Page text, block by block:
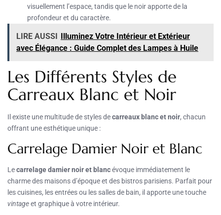
visuellement l’espace, tandis que le noir apporte de la
profondeur et du caractère.
LIRE AUSSI Illuminez Votre Intérieur et Extérieur
avec Élégance : Guide Complet des Lampes à Huile
Les Différents Styles de
Carreaux Blanc et Noir
Il existe une multitude de styles decarreaux blanc et noir, chacun
offrant une esthétique unique :
Carrelage Damier Noir et Blanc
Lecarrelage damier noir et blancévoque immédiatement le
charme des maisons d’époque et des bistros parisiens. Parfait pour
les cuisines, les entrées ou les salles de bain, il apporte une touche
vintageet graphique à votre intérieur.